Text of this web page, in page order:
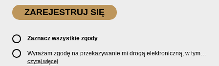
Zaznacz wszystkie zgody
Wyrażam zgodę na przekazywanie mi drogą elektroniczną, w tym
pocztą e-mail, oficjalnego newslettera oraz informacji o zniżkach,
czytaj więcej